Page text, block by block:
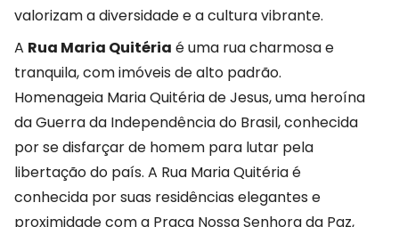
valorizam a diversidade e a cultura vibrante.
A Rua Maria Quitéria é uma rua charmosa e
tranquila, com imóveis de alto padrão.
Homenageia Maria Quitéria de Jesus, uma heroína
da Guerra da Independência do Brasil, conhecida
por se disfarçar de homem para lutar pela
libertação do país. A Rua Maria Quitéria é
conhecida por suas residências elegantes e
proximidade com a Praça Nossa Senhora da Paz,